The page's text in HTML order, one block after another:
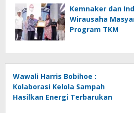
Kemnaker dan
Wirausaha
Program TKM
Wawali Harris Bobihoe :
Kolaborasi Kelola Sampah
Hasilkan Energi Terbarukan